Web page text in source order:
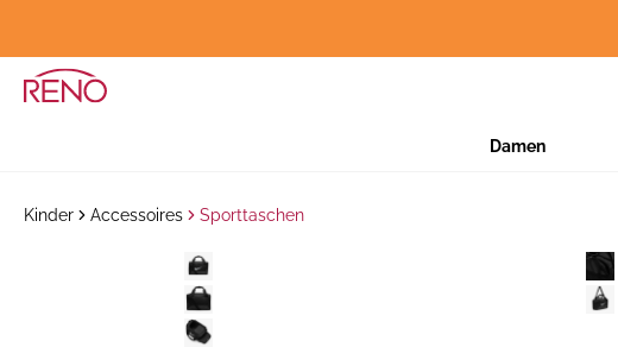
Damen
Kinder Accessoires Sporttaschen